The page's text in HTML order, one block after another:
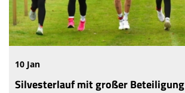
10 Jan
Silvesterlauf mit großer Beteiligung